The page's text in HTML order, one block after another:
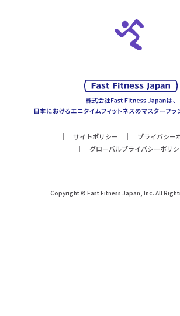
サイトポリシー
プライバシー
グローバルプライバシーポリ
Copyright © Fast Fitness Japan, Inc. All